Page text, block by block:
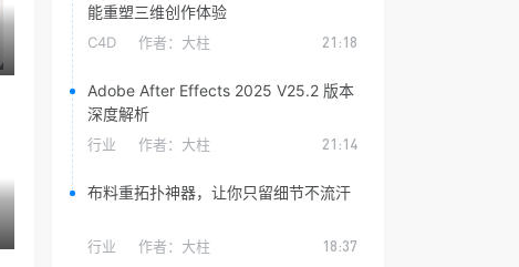
能重塑三维创作体验
C4D 作者： 大柱 21:18
Adobe After Effects 2025 V25.2 版本
深度解析
行业 作者： 大柱 21:14
布料重拓扑神器，让你只留细节不流汗
行业 作者： 大柱 18:37